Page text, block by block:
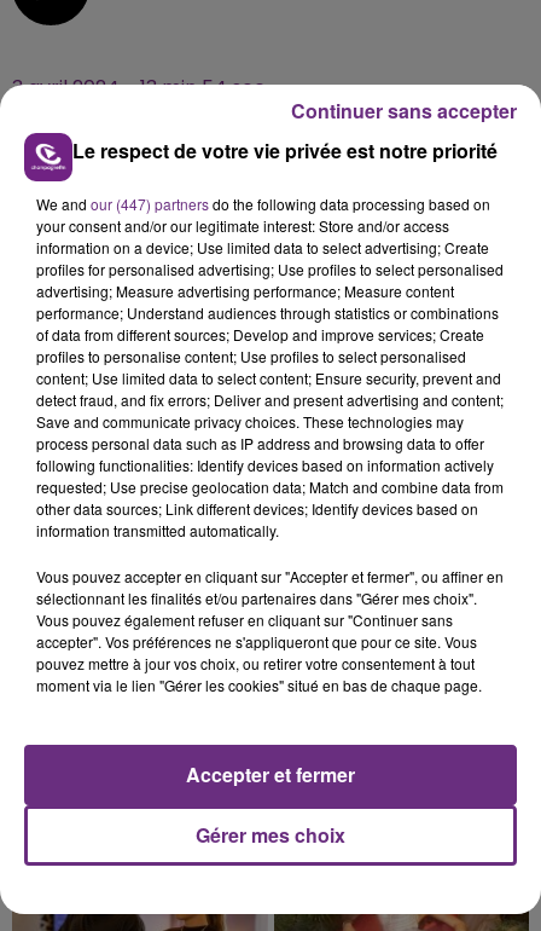
3 avril 2024 - 13 min 54 sec
ULYSSE-CHAMPAGNE AU NÉPAL : JEANNE
BOVEROUX, JOURNALISTE
Retrouvez toutes les interviews de la rédac
Champagne FM !
TITRES DIFFUSÉS
1h16
1h16
Lonely End Of Beginning
1h11
1h11 1h08
1h08
Le respect de votre vie privée est notre priorité
We and our (447) partnersdo the following data processing based on
your consent and/or our legitimate interest: Store and/or access
information on a device; Use limited data to select advertising; Create
profiles for personalised advertising; Use profiles to select personalised
advertising; Measure advertising performance; Measure content
performance; Understand audiences through statistics or combinations
of data from different sources; Develop and improve services; Create
profiles to personalise content; Use profiles to select personalised
content; Use limited data to select content; Ensure security, prevent and
detect fraud, and fix errors; Deliver and present advertising and content;
Save and communicate privacy choices. These technologies may
process personal data such as IP address and browsing data to offer
following functionalities: Identify devices based on information actively
requested; Use precise geolocation data; Match and combine data from
other data sources; Link different devices; Identify devices based on
information transmitted automatically.
Vous pouvez accepter en cliquant sur "Accepter et fermer", ou affiner en
sélectionnant les finalités et/ou partenaires dans "Gérer mes choix".
Vous pouvez également refuser en cliquant sur "Continuer sans
accepter". Vos préférences ne s'appliqueront que pour ce site. Vous
pouvez mettre à jour vos choix, ou retirer votre consentement à tout
moment via le lien "Gérer les cookies" situé en bas de chaque page.
Gérer mes choix
Accepter et fermer
Continuer sans accepter